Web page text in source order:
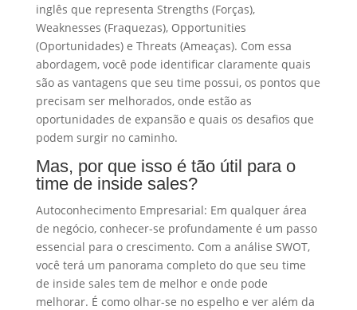
inglês que representa Strengths (Forças),
Weaknesses (Fraquezas), Opportunities
(Oportunidades) e Threats (Ameaças). Com essa
abordagem, você pode identificar claramente quais
são as vantagens que seu time possui, os pontos que
precisam ser melhorados, onde estão as
oportunidades de expansão e quais os desafios que
podem surgir no caminho.
Mas, por que isso é tão útil para o
time de inside sales?
Autoconhecimento Empresarial: Em qualquer área
de negócio, conhecer-se profundamente é um passo
essencial para o crescimento. Com a análise SWOT,
você terá um panorama completo do que seu time
de inside sales tem de melhor e onde pode
melhorar. É como olhar-se no espelho e ver além da